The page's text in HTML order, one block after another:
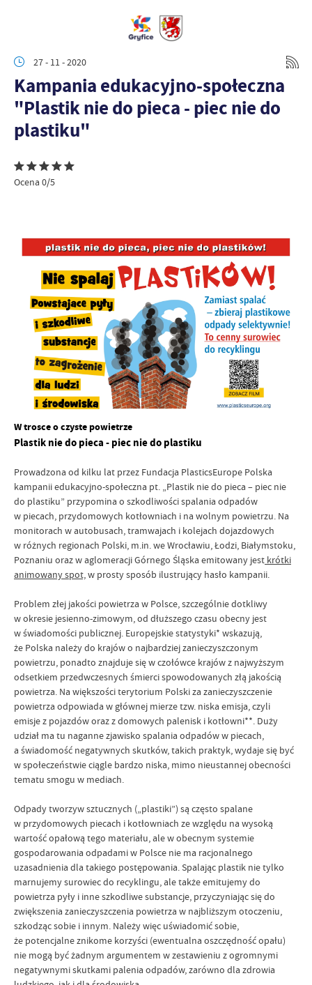
27 - 11 - 2020
Kampania edukacyjno-społeczna
"Plastik nie do pieca - piec nie do
plastiku"
Ocena 0/5
W trosce o czyste powietrze
Plastik nie do pieca - piec nie do plastiku
Prowadzona od kilku lat przez Fundacja PlasticsEurope Polska
kampanii edukacyjno-społeczna pt. „Plastik nie do pieca – piec nie
do plastiku” przypomina o szkodliwości spalania odpadów
w piecach, przydomowych kotłowniach i na wolnym powietrzu. Na
monitorach w autobusach, tramwajach i kolejach dojazdowych
w różnych regionach Polski, m.in. we Wrocławiu, Łodzi, Białymstoku,
Poznaniu oraz w aglomeracji Górnego Śląska emitowany jest krótki
animowany spot,w prosty sposób ilustrujący hasło kampanii.
Problem złej jakości powietrza w Polsce, szczególnie dotkliwy
w okresie jesienno-zimowym, od dłuższego czasu obecny jest
w świadomości publicznej. Europejskie statystyki* wskazują,
że Polska należy do krajów o najbardziej zanieczyszczonym
powietrzu, ponadto znajduje się w czołówce krajów z najwyższym
odsetkiem przedwczesnych śmierci spowodowanych złą jakością
powietrza. Na większości terytorium Polski za zanieczyszczenie
powietrza odpowiada w głównej mierze tzw. niska emisja, czyli
emisje z pojazdów oraz z domowych palenisk i kotłowni**. Duży
udział ma tu naganne zjawisko spalania odpadów w piecach,
a świadomość negatywnych skutków, takich praktyk, wydaje się być
w społeczeństwie ciągle bardzo niska, mimo nieustannej obecności
tematu smogu w mediach.
Odpady tworzyw sztucznych („plastiki”) są często spalane
w przydomowych piecach i kotłowniach ze względu na wysoką
wartość opałową tego materiału, ale w obecnym systemie
gospodarowania odpadami w Polsce nie ma racjonalnego
uzasadnienia dla takiego postępowania. Spalając plastik nie tylko
marnujemy surowiec do recyklingu, ale także emitujemy do
powietrza pyły i inne szkodliwe substancje, przyczyniając się do
zwiększenia zanieczyszczenia powietrza w najbliższym otoczeniu,
szkodząc sobie i innym. Należy więc uświadomić sobie,
że potencjalne znikome korzyści (ewentualna oszczędność opału)
nie mogą być żadnym argumentem w zestawieniu z ogromnymi
negatywnymi skutkami palenia odpadów, zarówno dla zdrowia